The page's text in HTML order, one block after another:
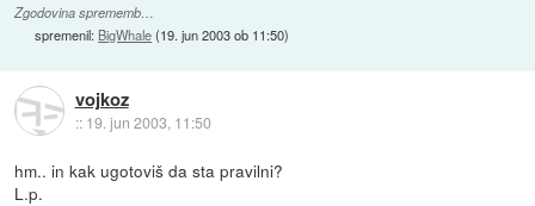
Zgodovina sprememb…
spremenil: BigWhale(19. jun 2003 ob 11:50)
vojkoz
:: 19. jun 2003, 11:50
hm.. in kak ugotoviš da sta pravilni?
L.p.